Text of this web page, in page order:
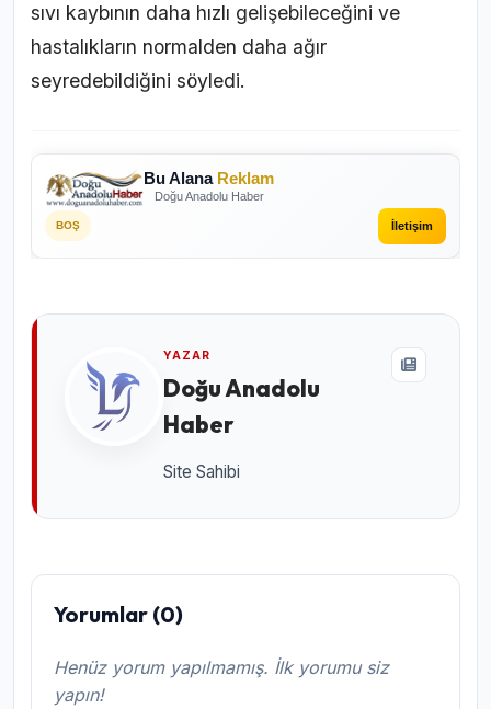
sıvı kaybının daha hızlı gelişebileceğini ve
hastalıkların normalden daha ağır
seyredebildiğini söyledi.
Bu Alana Reklam
Doğu Anadolu Haber
BOŞ İletişim
YAZAR
Doğu Anadolu
Haber
Site Sahibi
Yorumlar (0)
Henüz yorum yapılmamış. İlk yorumu siz
yapın!